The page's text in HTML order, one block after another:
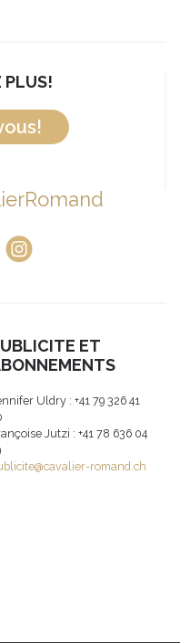
PLUS!
ET
Uldry : +41 79 326 41
Jutzi : +41 78 636 04
romand.ch